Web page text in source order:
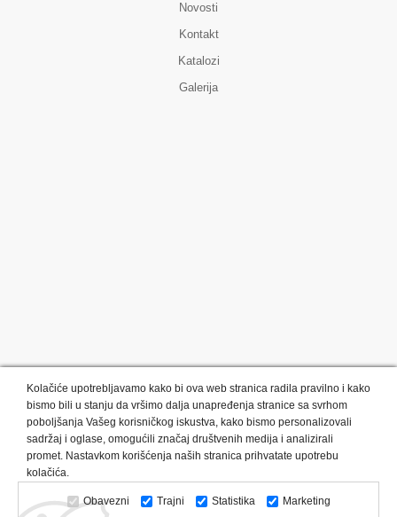
Novosti
Kontakt
Katalozi
Galerija
Kategorije proizvoda: Olovke i markeri
Privesci i trakice
Upaljači
USB Tehnologija Tekstil
Kačketi i kape
Notesi i rokovnici
Kancelarija Satovi Kišobrani
Kolačiće upotrebljavamo kako bi ova web stranica radila pravilno i kako
bismo bili u stanju da vršimo dalja unapređenja stranice sa svrhom
poboljšanja Vašeg korisničkog iskustva, kako bismo personalizovali
sadržaj i oglase, omogućili značaj društvenih medija i analizirali
promet. Nastavkom korišćenja naših stranica prihvatate upotrebu
kolačića.
Obavezni Trajni Statistika Marketing